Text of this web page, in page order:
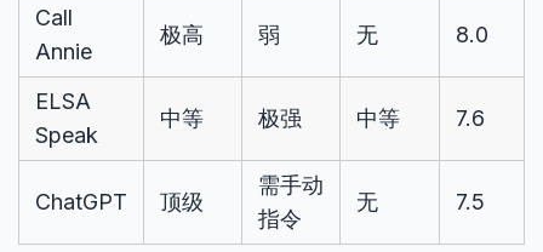
Call
Annie
极高 弱 无 8.0
ELSA
Speak
中等 极强 中等 7.6
ChatGPT 顶级
需手动
指令
无 7.5